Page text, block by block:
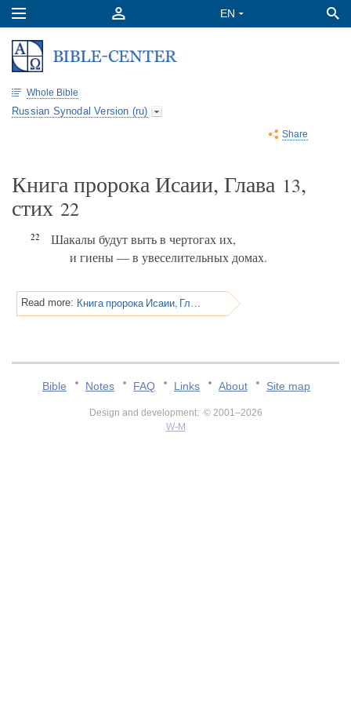
Whole Bible
Russian Synodal Version (ru)
Share
Книга пророка Исаии, Глава 13,
стих 22
22
Шакалы будут выть в чертогах их,
и гиены — в увеселительных домах.
Read more: Книга пророка Исаии, Глава 14
Bible Notes FAQ Links About Site map
Design and development: © 2001–2026
W-M